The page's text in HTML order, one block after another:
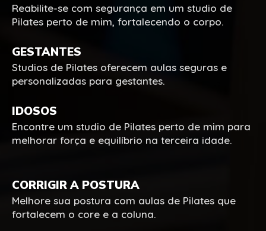
Reabilite-se com segurança em um studio de
Pilates perto de mim, fortalecendo o corpo.
GESTANTES
Studios de Pilates oferecem aulas seguras e
personalizadas para gestantes.
IDOSOS
Encontre um studio de Pilates perto de mim para
melhorar força e equilíbrio na terceira idade.
CORRIGIR A POSTURA
Melhore sua postura com aulas de Pilates que
fortalecem o core e a coluna.